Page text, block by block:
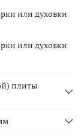
или духовки
или духовки
плиты